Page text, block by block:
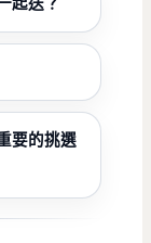
起送？
要的挑選